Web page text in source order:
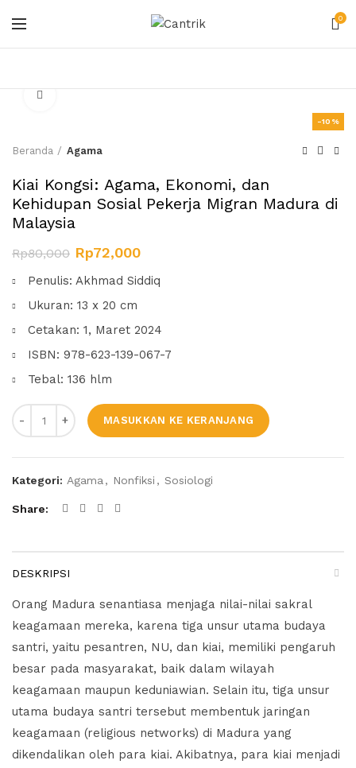
0
-10%
Beranda Agama
Kiai Kongsi: Agama, Ekonomi, dan
Kehidupan Sosial Pekerja Migran Madura di
Malaysia
Rp80,000 Rp72,000
Penulis: Akhmad Siddiq
Ukuran: 13 x 20 cm
Cetakan: 1, Maret 2024
ISBN: 978-623-139-067-7
Tebal: 136 hlm
Jumlah
MASUKKAN KE KERANJANG
Kategori: Agama , Nonfiksi , Sosiologi
Share
DESKRIPSI
Orang Madura senantiasa menjaga nilai-nilai sakral
keagamaan mereka, karena tiga unsur utama budaya
santri, yaitu pesantren, NU, dan kiai, memiliki pengaruh
besar pada masyarakat, baik dalam wilayah
keagamaan maupun keduniawian. Selain itu, tiga unsur
utama budaya santri tersebut membentuk jaringan
keagamaan (religious networks) di Madura yang
dikendalikan oleh para kiai. Akibatnya, para kiai menjadi